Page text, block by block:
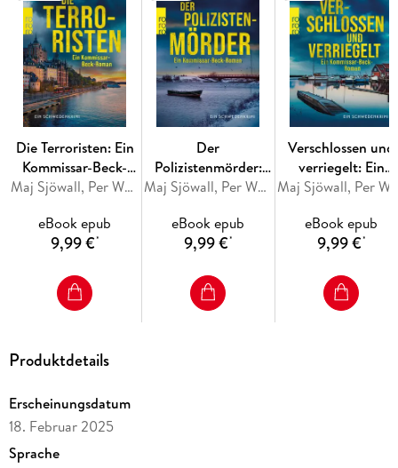
Dies ist der zweite Band der weltberühmten Krimiserie um
den schwedischen Kommissar Martin Beck von Maj Sjöwall
und Per Wahlöö. In neuer Übersetzung und mit einem
Vorwort von Anders Roslund und Börge Hellström entführt
Der Mann, der sich in Luft auflöstedie Leser in die Welt des
Kalten Krieges und hinter den Eisernen Vorhang. Ein
spannender Kriminalroman voller Intrigen und Wendungen,
der Einblicke in eine längst vergangene Epoche gewährt.
Die Terroristen: Ein
Kommissar-Beck-
Roman
Maj Sjöwall, Per Wahlöö
eBook epub
9,99 €*
Der
Polizistenmörder:
Ein Kommissar-Beck-
Maj Sjöwall, Per Wahlöö
eBook epub
9,99 €*
Verschlossen und
verriegelt: Ein
Kommissar-Beck-
eBook epub
9,99 €*
Produktdetails
Erscheinungsdatum
18. Februar 2025
Sprache